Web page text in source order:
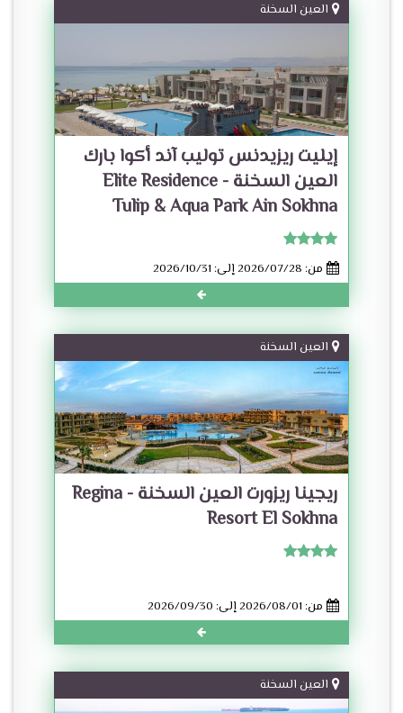
العين السخنة
إيليت ريزيدنس توليب آند أكوا بارك
العين السخنة - Elite Residence
Tulip & Aqua Park Ain Sokhna
من: 2026/07/28 إلى: 2026/10/31
العين السخنة
ريجينا ريزورت العين السخنة - Regina
Resort El Sokhna
من: 2026/08/01 إلى: 2026/09/30
العين السخنة